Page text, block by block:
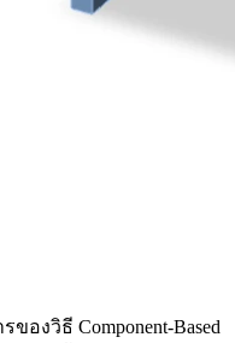
งวิธี Component-Based